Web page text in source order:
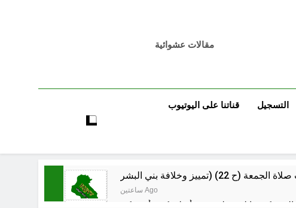
مقالات عشوائية
التسجيل قناتنا على اليوتيوب
ساعتين Ago